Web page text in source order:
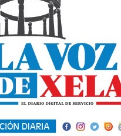
Opiniones La Voz de Xela
Judicial Fátima